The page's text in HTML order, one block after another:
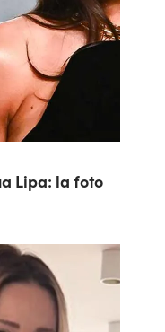
Lipa: la foto